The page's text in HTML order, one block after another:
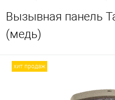
Вызывная панель
(медь)
хит продаж